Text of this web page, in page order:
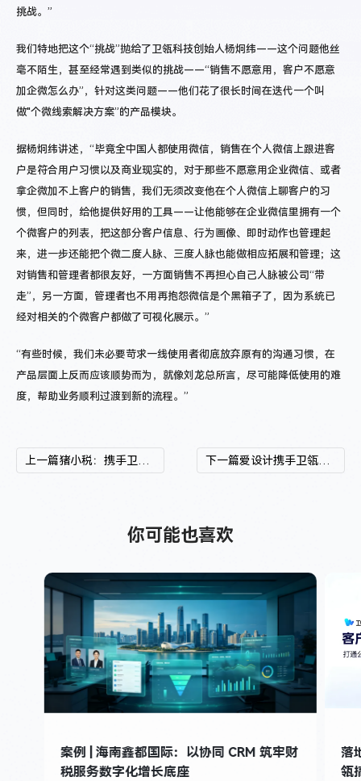
挑战。”
我们特地把这个“挑战”抛给了卫瓴科技创始人杨炯纬——这个问题他丝
毫不陌生，甚至经常遇到类似的挑战——“销售不愿意用，客户不愿意
加企微怎么办”，针对这类问题——他们花了很长时间在迭代一个叫
做"个微线索解决方案”的产品模块。
据杨炯纬讲述，“毕竟全中国人都使用微信，销售在个人微信上跟进客
户是符合用户习惯以及商业现实的，对于那些不愿意用企业微信、或者
拿企微加不上客户的销售，我们无须改变他在个人微信上聊客户的习
惯，但同时，给他提供好用的工具——让他能够在企业微信里拥有一个
个微客户的列表，把这部分客户信息、行为画像、即时动作也管理起
来，进一步还能把个微二度人脉、三度人脉也能做相应拓展和管理；这
对销售和管理者都很友好，一方面销售不再担心自己人脉被公司“带
走”，另一方面，管理者也不用再抱怨微信是个黑箱子了，因为系统已
经对相关的个微客户都做了可视化展示。”
“有些时候，我们未必要苛求一线使用者彻底放弃原有的沟通习惯，在
产品层面上反而应该顺势而为，就像刘龙总所言，尽可能降低使用的难
度，帮助业务顺利过渡到新的流程。”
上一篇 猪小税：携手卫瓴·协同CRM，探索团队协同办公“新动能” 下一篇 爱设计携手卫瓴·协同CRM，共探营销设计平台数字化转型“新思路”
你可能也喜欢
案例 | 海南鑫都国际：以协同 CRM 筑牢财
税服务数字化增长底座
落
瓴